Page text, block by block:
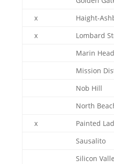
x
Haight-
x
Lombard
Marin
Mission
Nob Hill
North
x
Painted
Sausalito
Silicon